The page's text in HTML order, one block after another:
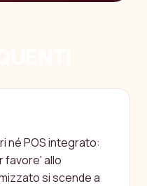
né POS integrato:
favore' allo
si scende a